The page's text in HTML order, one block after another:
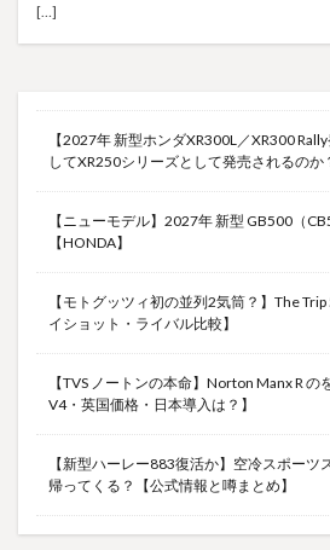
[…]
【2027年 新型ホンダXR300L／XR300
してXR250シリーズとして発売されるのか
【ニューモデル】2027年 新型 GB500（
【HONDA】
【モトグッツィ初の並列2気筒？】The
イショット・ライバル比較】
【TVS ノートンの本命】Norton Manx R
V4・英国価格・日本導入は？】
【新型ハーレー883復活か】空冷スポーツ
帰ってくる？【公式情報と噂まとめ】